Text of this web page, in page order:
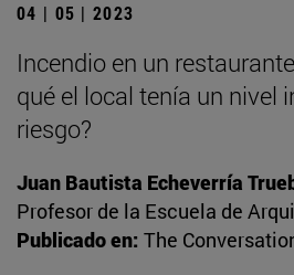
04 | 05 | 2023
Incendio en un
qué el local tenía un nivel
riesgo?
Juan Bautista Echeverría
Profesor de la Escuela de
Publicado en: The